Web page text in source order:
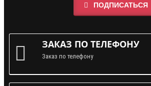
ПОДПИСАТЬСЯ
ЗАКАЗ ПО ТЕЛЕФОНУ
Заказ по телефону